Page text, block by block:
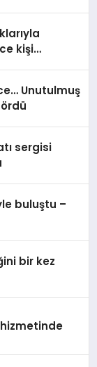
kişi
Unutulmuş
sergisi
buluştu –
bir kez
hizmetinde